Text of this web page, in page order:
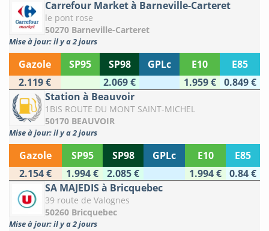
Carrefour Market à Barneville-Carteret
le pont rose
50270 Barneville-Carteret
Mise à jour: il y a 2 jours
Gazole SP95 SP98 GPLc E10
E85
2.119 €
2.069 € 1.959 €
0.849 €
Station à Beauvoir
1BIS ROUTE DU MONT SAINT-MICHEL
50170 BEAUVOIR
Mise à jour: il y a 2 jours
Gazole SP95 SP98 GPLc E10
E85
2.154 €
1.994 € 2.085 € 1.994 € 0.84 €
SA MAJEDIS à Bricquebec
39 route de Valognes
50260 Bricquebec
Mise à jour: il y a 2 jours